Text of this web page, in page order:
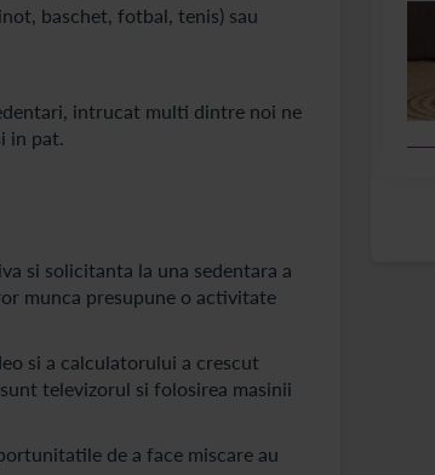
baschet, fotbal, tenis) sau
intrucat multi dintre noi ne
in pat.
si solicitanta la una sedentara a
munca presupune o activitate
si a calculatorului a crescut
televizorul si folosirea masinii
de a face miscare au